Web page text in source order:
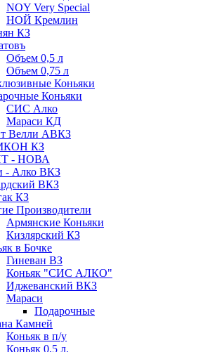
NOY Very Speсial
НОЙ Кремлин
КЗ
Объем 0,5 л
Объем 0,75 л
Коньяки
Коньяки
СИС Алко
Мараси КД
Велли АВКЗ
КЗ
- НОВА
- Алко ВКЗ
ВКЗ
КЗ
Производители
Армянские Коньяки
Кизлярский КЗ
в Бочке
Гиневан ВЗ
Коньяк "СИС АЛКО"
Иджеванский ВКЗ
Мараси
Подарочные
Камней
Коньяк в п/у
Коньяк 0,5 л.